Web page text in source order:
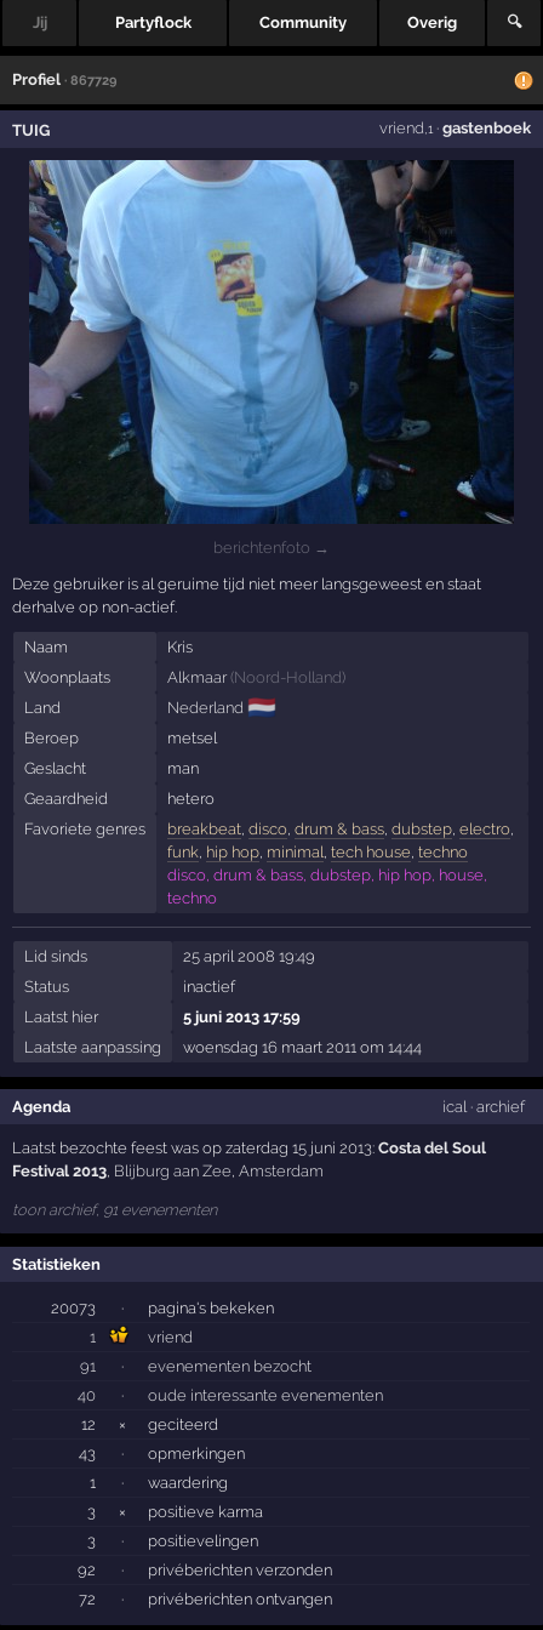
Jij Partyflock Community Overig 🔍
Profiel · 867729
TUIG vriend ,1· gastenboek
berichtenfoto →
Deze gebruiker is al geruime tijd niet meer langsgeweest en staat
derhalve op non-actief.
Naam
Kris
Woonplaats
Alkmaar (Noord-Holland)
Land
Nederland 🇳🇱
Beroep
metsel
Geslacht
man
Geaardheid
hetero
Favoriete genres
breakbeat, disco, drum & bass, dubstep, electro,
funk, hip hop, minimal tech house techno
disco, drum & bass, dubstep, hip hop, house,
techno
Lid sinds
25 april 2008 19:49
Status
inactief
Laatst hier
5 juni 2013 17:59
Laatste aanpassing
woensdag 16 maart 2011 om 14:44
Agenda ical· archief
Laatst bezochte feest was op zaterdag 15 juni 2013:Costa del Soul
Festival 2013, Blijburg aan Zee,Amsterdam
toon archief, 91 evenementen
Statistieken
20073 ·
pagina's bekeken
1
vriend
91
·
evenementen bezocht
40
·
oude interessante evenementen
12
×
geciteerd
43
·
opmerkingen
1
·
waardering
3
×
positieve karma
3
·
positievelingen
92
·
privéberichten verzonden
72
· privéberichten ontvangen